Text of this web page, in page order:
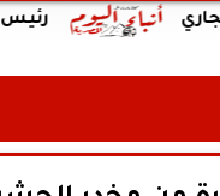
رئيس جامعة